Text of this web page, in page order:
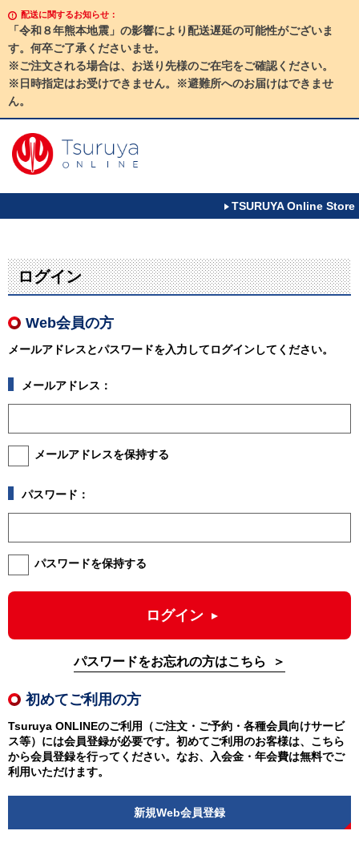
配送に関するお知らせ：
「令和８年熊本地震」の影響により配送遅延の可能性がございま
す。何卒ご了承くださいませ。
※ご注文される場合は、お送り先様のご在宅をご確認ください。
※日時指定はお受けできません。※避難所へのお届けはできませ
ん。
TSURUYA Online Store
ログイン
Web会員の方
メールアドレスとパスワードを入力してログインしてください。
メールアドレス：
メールアドレスを保持する
パスワード：
パスワードを保持する
ログイン
パスワードをお忘れの方はこちら
初めてご利用の方
Tsuruya ONLINEのご利用（ご注文・ご予約・各種会員向けサービ
ス等）には会員登録が必要です。初めてご利用のお客様は、こちら
から会員登録を行ってください。なお、入会金・年会費は無料でご
利用いただけます。
新規Web会員登録